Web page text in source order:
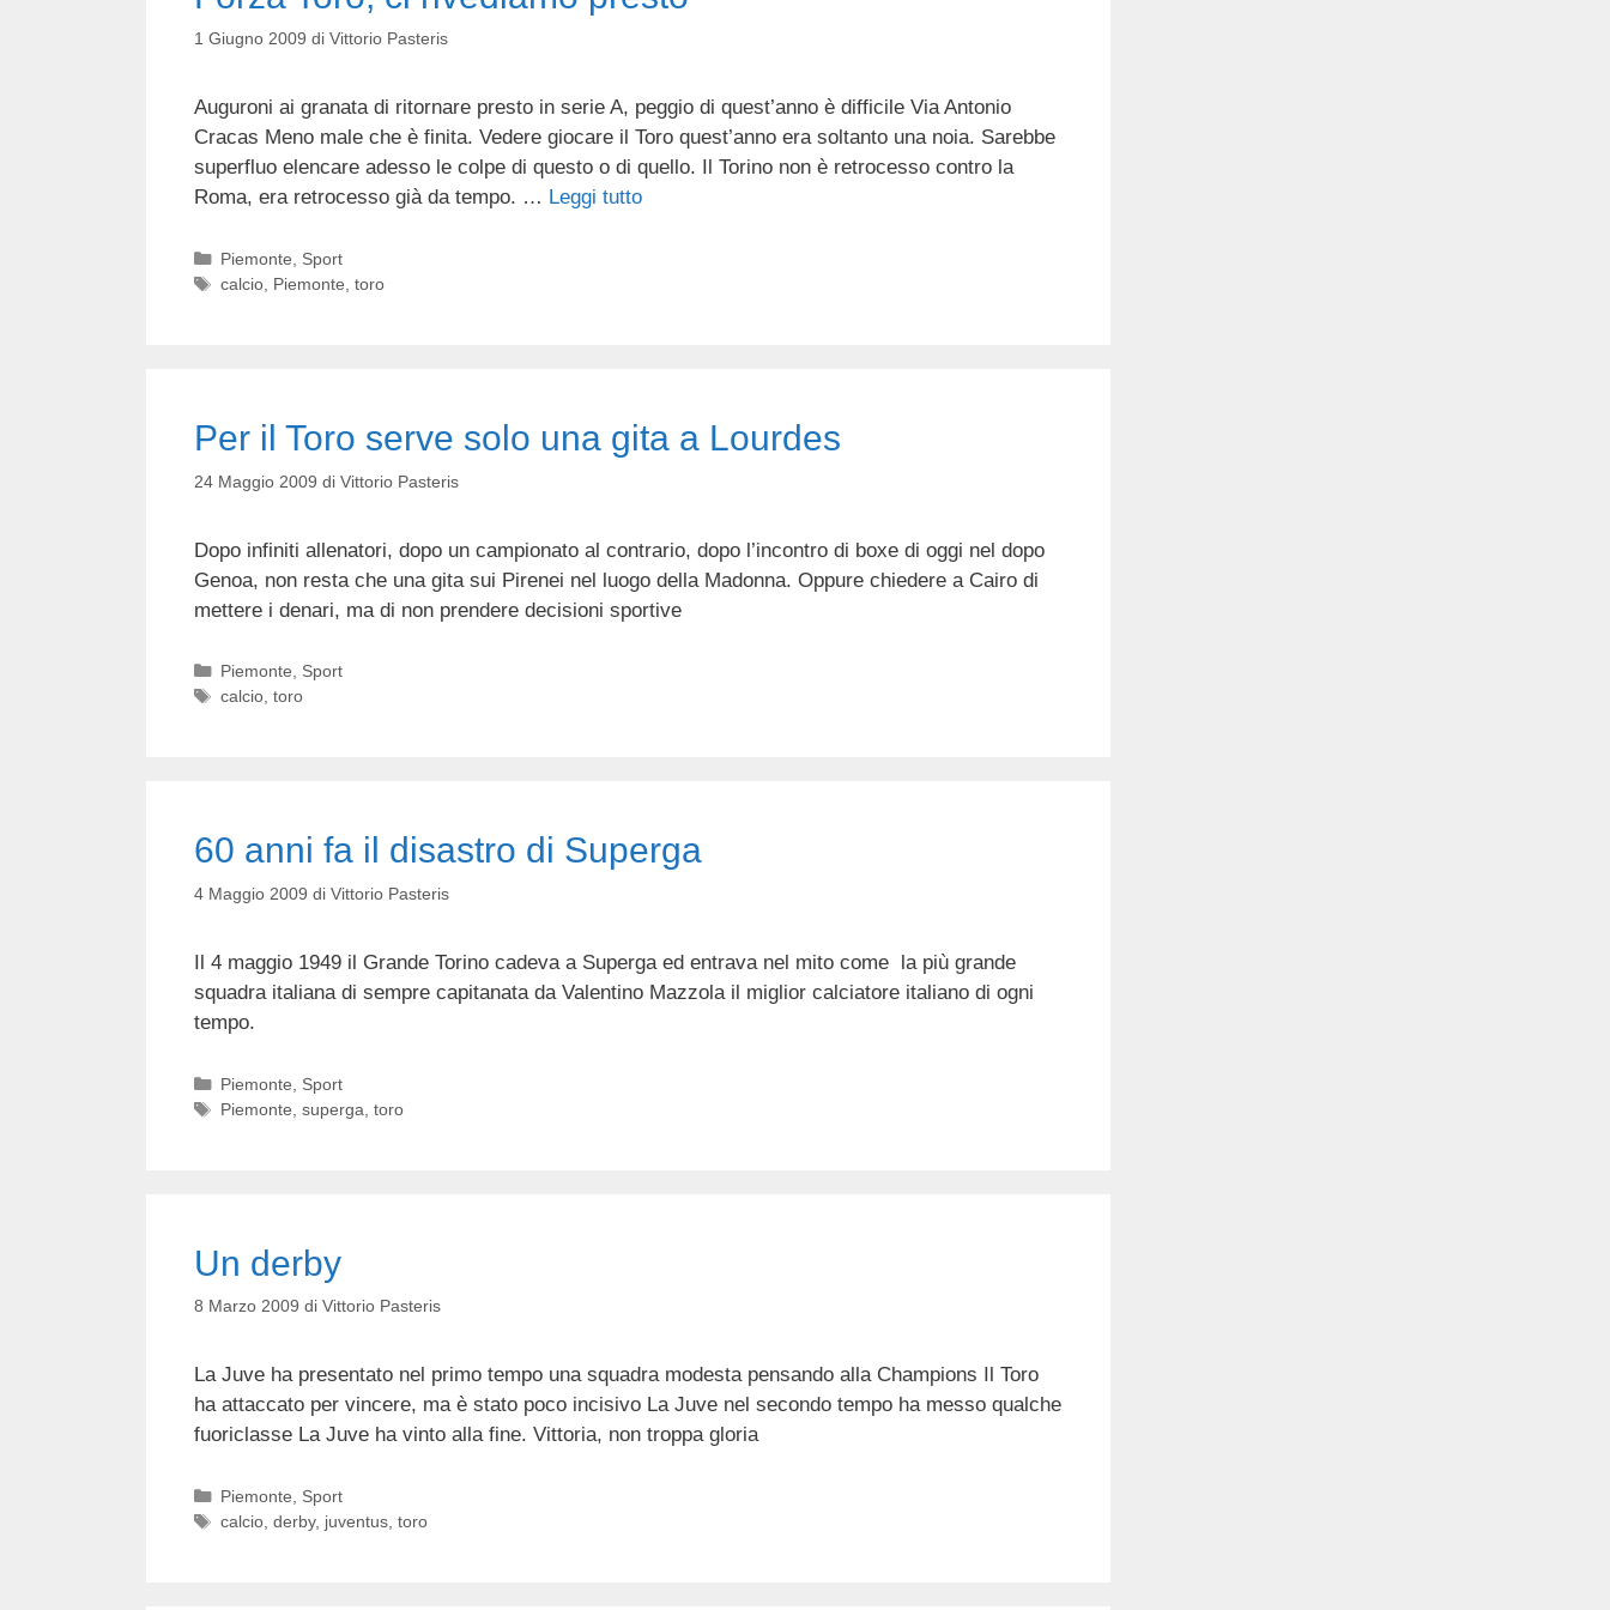
1 Giugno 2009 di Vittorio Pasteris
Auguroni ai granata di ritornare presto in serie A, peggio di quest’anno è difficile Via Antonio
Cracas Meno male che è finita. Vedere giocare il Toro quest’anno era soltanto una noia. Sarebbe
superfluo elencare adesso le colpe di questo o di quello. Il Torino non è retrocesso contro la
Roma, era retrocesso già da tempo. … Leggi tutto
Categorie
Piemonte, Sport
Tag
calcio, Piemonte, toro
Per il Toro serve solo una gita a Lourdes
24 Maggio 2009 di Vittorio Pasteris
Dopo infiniti allenatori, dopo un campionato al contrario, dopo l’incontro di boxe di oggi nel dopo
Genoa, non resta che una gita sui Pirenei nel luogo della Madonna. Oppure chiedere a Cairo di
mettere i denari, ma di non prendere decisioni sportive
Categorie
Piemonte, Sport
Tag
calcio, toro
60 anni fa il disastro di Superga
4 Maggio 2009 di Vittorio Pasteris
Il 4 maggio 1949 il Grande Torino cadeva a Superga ed entrava nel mito come la più grande
squadra italiana di sempre capitanata da Valentino Mazzola il miglior calciatore italiano di ogni
tempo.
Categorie
Piemonte
Sport
Tag
Piemonte superga toro
Un derby
8 Marzo 2009 di Vittorio Pasteris
La Juve ha presentato nel primo tempo una squadra modesta pensando alla Champions Il Toro
ha attaccato per vincere, ma è stato poco incisivo La Juve nel secondo tempo ha messo qualche
fuoriclasse La Juve ha vinto alla fine. Vittoria, non troppa gloria
Categorie
Piemonte
Sport
Tag
calcio, derby, juventus, toro